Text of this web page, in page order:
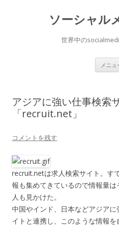
ソーシャル
世界中の
メニュ
アジアに強い仕事検索
「recruit.net」
コメントを残す
recruit.netは求人検索サイト。す
報も集めてきているので情報量
人も見かけた。
中国やインド、日本などアジア
イトと連携し、このような情報を